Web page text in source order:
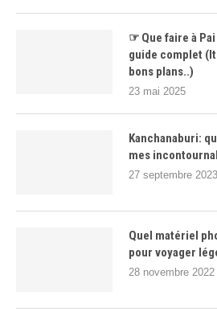
☞ Que faire à
guide complet
bons plans..)
23 mai 2025
Kanchanaburi:
mes
27 septembre 2023
Quel matériel
pour voyager
28 novembre 2022